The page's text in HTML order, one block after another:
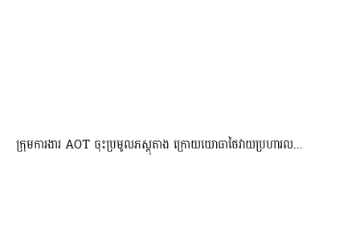
ក្រុមការងារ AOT ចុះប្រមូលភស្តុតាង ក្រោយយោធាថៃវាយប្រហារល...